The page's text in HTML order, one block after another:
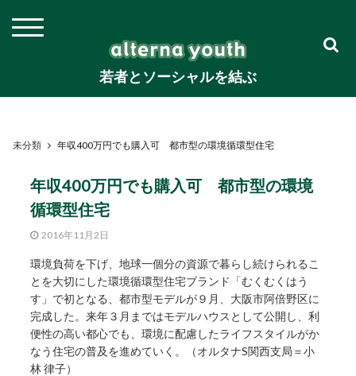
若者とソーシャルを結ぶ
未分類 年収400万円でも購入可 都市型の環境循環型住宅
年収400万円でも購入可 都市型の環境
循環型住宅
2016年11月2日
環境負荷を下げ、地球一個分の資源で暮らし続けられるこ
とを大切にした環境循環型住宅ブランド「むくむくはう
す」で初となる、都市型モデルが９月、大阪市阿倍野区に
完成した。来年３月まではモデルハウスとして公開し、利
便性の高い都心でも、環境に配慮したライフスタイルがか
なう住宅の普及を進めていく。（オルタナS関西支局＝小
林 律子）